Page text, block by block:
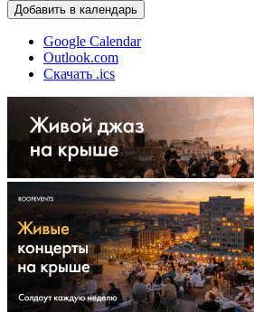
Добавить в календарь
Google Calendar
Outlook.com
Скачать .ics